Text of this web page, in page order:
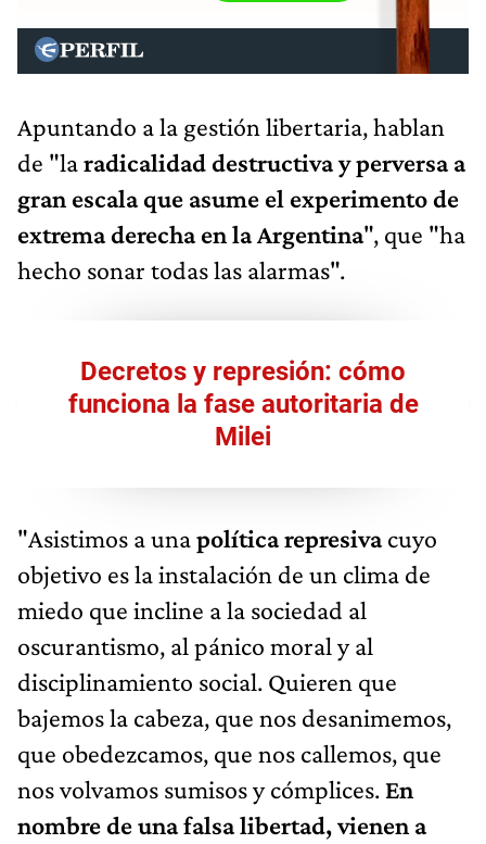
Apuntando a la gestión libertaria, hablan
de "laradicalidad destructiva y perversa a
gran escala que asume el experimento de
extrema derecha en la Argentina", que "ha
hecho sonar todas las alarmas".
Decretos y represión: cómo
funciona la fase autoritaria de
Milei
"Asistimos a unapolítica represivacuyo
objetivo es la instalación de un clima de
miedo que incline a la sociedad al
oscurantismo, al pánico moral y al
disciplinamiento social. Quieren que
bajemos la cabeza, que nos desanimemos,
que obedezcamos, que nos callemos, que
nos volvamos sumisos y cómplices. En
nombre de una falsa libertad, vienen a